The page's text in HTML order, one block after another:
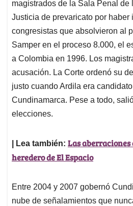
magistrados de la Sala Penal de
Justicia de prevaricato por haber
congresistas que absolvieron al
Samper en el proceso 8.000, el
a Colombia en 1996. Los
acusación. La Corte ordenó su
justo cuando Ardila era
Cundinamarca. Pese a todo,
elecciones.
| Lea también: Las
heredero de El Espacio
Entre 2004 y 2007 gobernó
nube de señalamientos que